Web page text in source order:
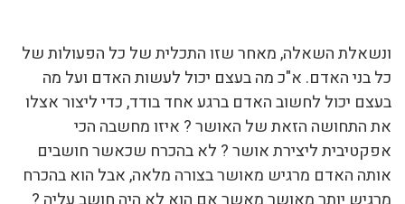
ונשאלת השאלה, מאחר שזו התכלית של כל הפעולות של
כל בני האדם. א"כ מה בעצם יכול לעשות האדם ועל מה
בעצם יכול לחשוב האדם ברגע אחד בודד, כדי ליצור אצלו
את התחושה הזאת של האושר ? איזו מחשבה הכי
אפקטיבית ליצירת אושר ? לא בהכרח שכאשר חושבים
אותה האדם מרגיש מאושר בצורה מלאה, אבל הוא בהכרח